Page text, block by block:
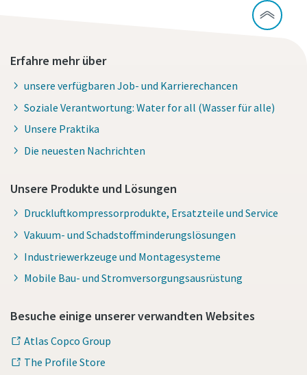
Erfahre mehr über
unsere verfügbaren Job- und Karrierechancen
Soziale Verantwortung: Water for all (Wasser für alle)
Unsere Praktika
Die neuesten Nachrichten
Unsere Produkte und Lösungen
Druckluftkompressorprodukte, Ersatzteile und Service
Vakuum- und Schadstoffminderungslösungen
Industriewerkzeuge und Montagesysteme
Mobile Bau- und Stromversorgungsausrüstung
Besuche einige unserer verwandten Websites
Atlas Copco Group
The Profile Store